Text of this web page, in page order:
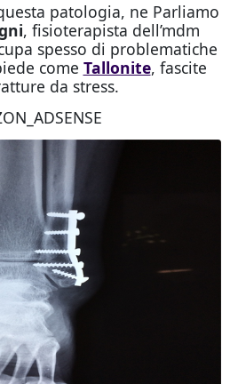
patologia, ne Parliamo
, fisioterapista dell’mdm
spesso di problematiche
come Tallonite, fascite
da stress.